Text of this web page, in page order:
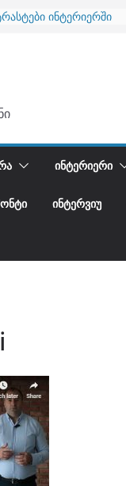
ინტერიერში
ᲘᲜᲢᲔᲠᲘᲔᲠᲘ
ᲘᲜᲢᲔᲠᲕᲘᲣ